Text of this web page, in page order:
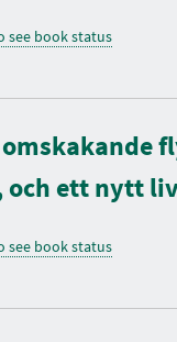
see book status
och ett nytt
see book status